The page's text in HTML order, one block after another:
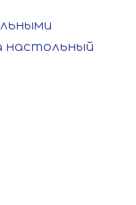
настольный